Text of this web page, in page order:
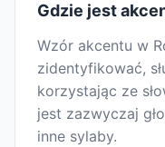
Gdzie jest
Wzór akcentu w
zidentyfikować,
korzystając ze
jest zazwyczaj
inne sylaby.